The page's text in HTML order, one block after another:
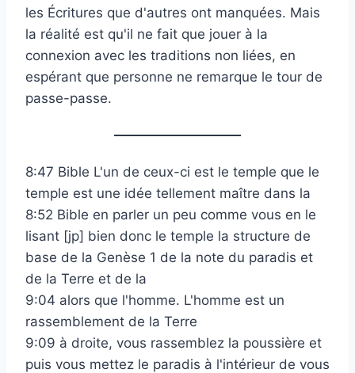
les Écritures que d'autres ont manquées. Mais
la réalité est qu'il ne fait que jouer à la
connexion avec les traditions non liées, en
espérant que personne ne remarque le tour de
passe-passe.
8:47 Bible L'un de ceux-ci est le temple que le
temple est une idée tellement maître dans la
8:52 Bible en parler un peu comme vous en le
lisant [jp] bien donc le temple la structure de
base de la Genèse 1 de la note du paradis et
de la Terre et de la
9:04 alors que l'homme. L'homme est un
rassemblement de la Terre
9:09 à droite, vous rassemblez la poussière et
puis vous mettez le paradis à l'intérieur de vous